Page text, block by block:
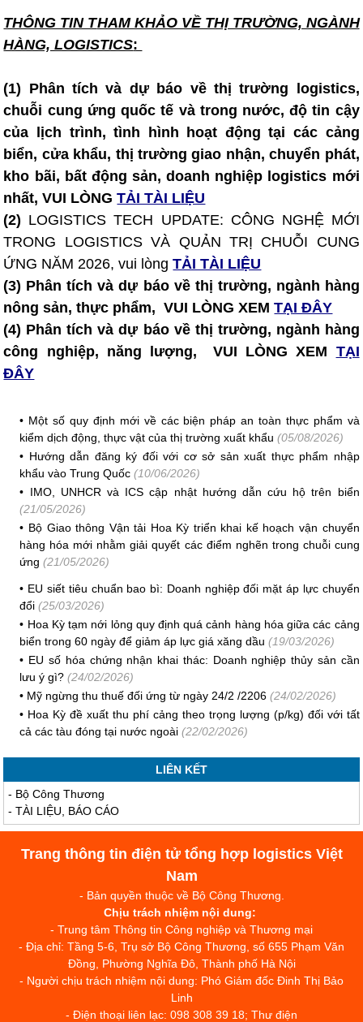
THÔNG TIN THAM KHẢO VỀ THỊ TRƯỜNG, NGÀNH
HÀNG, LOGISTICS:
(1) Phân tích và dự báo về thị trường logistics,
chuỗi cung ứng quốc tế và trong nước, độ tin cậy
của lịch trình, tình hình hoạt động tại các cảng
biển, cửa khẩu, thị trường giao nhận, chuyển phát,
kho bãi, bất động sản, doanh nghiệp logistics mới
nhất, VUI LÒNGTẢI TÀI LIỆU
(2) LOGISTICS TECH UPDATE: CÔNG NGHỆ MỚI
TRONG LOGISTICS VÀ QUẢN TRỊ CHUỖI CUNG
ỨNG NĂM 2026, vui lòngTẢI TÀI LIỆU
(3) Phân tích và dự báo về thị trường, ngành hàng
nông sản, thực phẩm, VUI LÒNG XEMTẠI ĐÂY
(4) Phân tích và dự báo về thị trường, ngành hàng
công nghiệp, năng lượng, VUI LÒNG XEM TẠI
ĐÂY
• Một số quy định mới về các biện pháp an toàn thực phẩm và
kiểm dịch động, thực vật của thị trường xuất khẩu (05/08/2026)
• Hướng dẫn đăng ký đối với cơ sở sản xuất thực phẩm nhập
khẩu vào Trung Quốc (10/06/2026)
• IMO, UNHCR và ICS cập nhật hướng dẫn cứu hộ trên biển
(21/05/2026)
• Bộ Giao thông Vận tải Hoa Kỳ triển khai kế hoạch vận chuyển
hàng hóa mới nhằm giải quyết các điểm nghẽn trong chuỗi cung
ứng (21/05/2026)
• EU siết tiêu chuẩn bao bì: Doanh nghiệp đối mặt áp lực chuyển
đổi (25/03/2026)
• Hoa Kỳ tạm nới lỏng quy định quá cảnh hàng hóa giữa các cảng
biển trong 60 ngày để giảm áp lực giá xăng dầu (19/03/2026)
• EU số hóa chứng nhận khai thác: Doanh nghiệp thủy sản cần
lưu ý gì? (24/02/2026)
• Mỹ ngừng thu thuế đối ứng từ ngày 24/2 /2206 (24/02/2026)
• Hoa Kỳ đề xuất thu phí cảng theo trọng lượng (p/kg) đối với tất
cả các tàu đóng tại nước ngoài (22/02/2026)
LIÊN KẾT
- Bộ Công Thương
-TÀI LIỆU, BÁO CÁO
Trang thông tin điện tử tổng hợp logistics Việt
Nam
- Bản quyền thuộc về Bộ Công Thương.
Chịu trách nhiệm nội dung:
- Trung tâm Thông tin Công nghiệp và Thương mại
- Địa chỉ: Tầng 5-6, Trụ sở Bộ Công Thương, số 655 Phạm Văn
Đồng, Phường Nghĩa Đô, Thành phố Hà Nội
- Người chịu trách nhiệm nội dung: Phó Giám đốc Đinh Thị Bảo
Linh
- Điện thoại liên lạc: 098 308 39 18; Thư điện